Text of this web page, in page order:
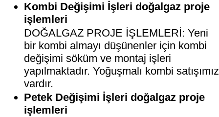
Kombi Değişimi İşleri doğalgaz proje
işlemleri
DOĞALGAZ PROJE İŞLEMLERİ: Yeni
bir kombi almayı düşünenler için kombi
değişimi söküm ve montaj işleri
yapılmaktadır. Yoğuşmalı kombi satışımız
vardır.
Petek Değişimi İşleri doğalgaz proje
işlemleri